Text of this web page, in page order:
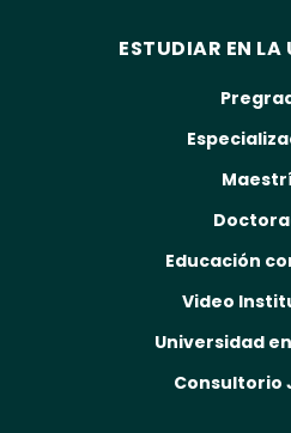
ESTUDIAR EN LA
Educación
Video
Universidad
Consultorio